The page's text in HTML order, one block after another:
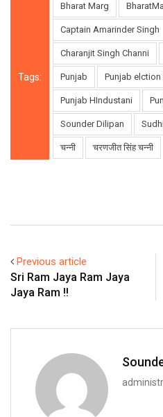
Tags:
Bharat Marg
Captain Amarinder Singh
Charanjit Singh Channi
Punjab Punjab elction
Punjab HIndustani
Sounder Dilipan
चन्नी चरणजीत सिंह चन्नी
Previous article
Sri Ram Jaya Ram Jaya
Jaya Ram !!